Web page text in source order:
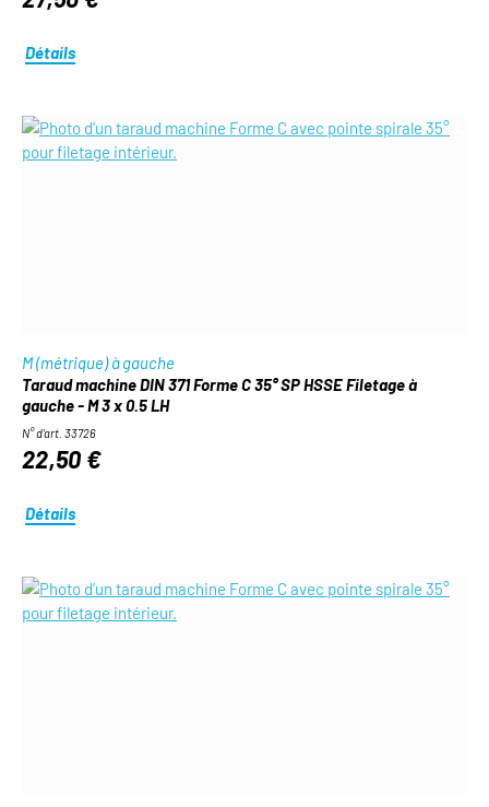
Détails
M (métrique) à gauche
Taraud machine DIN 371 Forme C 35° SP HSSE Filetage à
gauche - M 3 x 0.5 LH
N° d'art. 33726
22,50 €
Détails